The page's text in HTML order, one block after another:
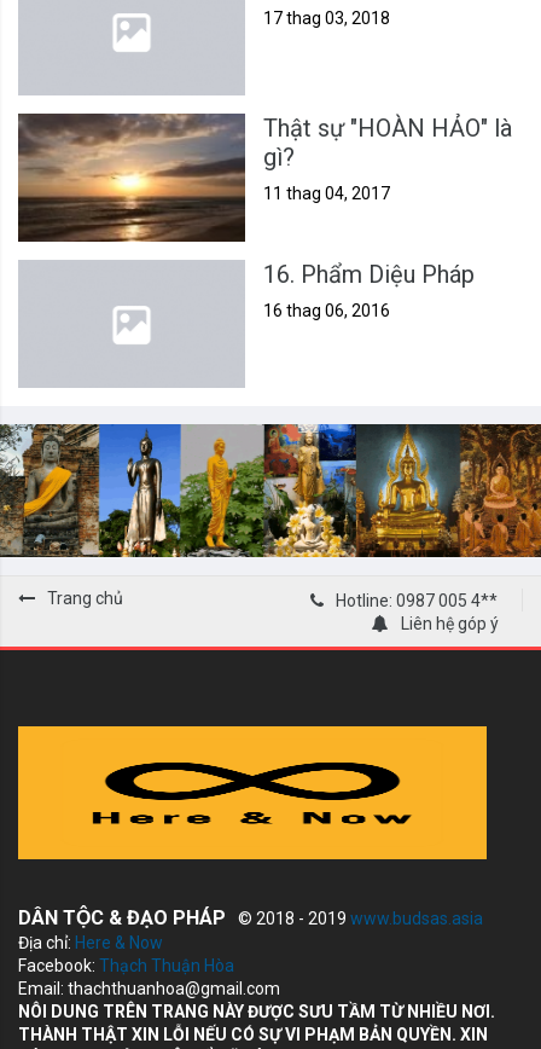
17 thag 03, 2018
Thật sự "HOÀN HẢO" là
gì?
11 thag 04, 2017
16. Phẩm Diệu Pháp
16 thag 06, 2016
Trang chủ
Hotline: 0987 005 4**
Liên hệ góp ý
DÂN TỘC & ĐẠO PHÁP © 2018 - 2019 www.budsas.asia
Địa chỉ: Here & Now
Facebook: Thạch Thuận Hòa
Email: thachthuanhoa@gmail.com
NÔI DUNG TRÊN TRANG NÀY ĐƯỢC SƯU TẦM TỪ NHIỀU NƠI.
THÀNH THẬT XIN LỖI NẾU CÓ SỰ VI PHẠM BẢN QUYỀN. XIN